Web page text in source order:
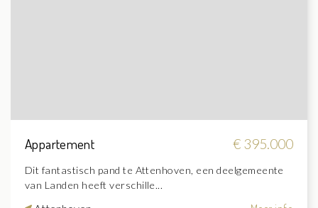
Appartement € 395.000
Dit fantastisch pand te Attenhoven, een deelgemeente
van Landen heeft verschille...